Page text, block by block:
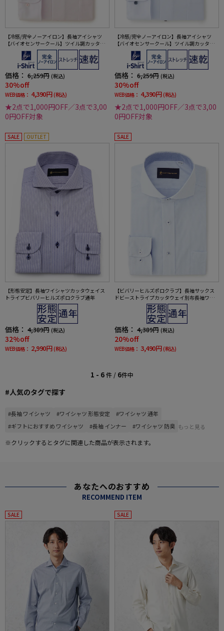
【冷感/完全ノーアイロン】長袖アイシャツ
【バイオセンサークール】ツイル調カッタウ
ェイ織柄無地形態安定ストレッチ防汚効果吸
汗速乾ワイシャツ春夏
価格： 6,259円 (税込)
30%off
WEB価格： 4,390円 (税込)
★2点で1,000円OFF／3点で3,00
0円OFF対象
【冷感/完全ノーアイロン】長袖アイシャツ
【バイオセンサークール】ツイル調カッタウ
ェイ織柄無地形態安定ストレッチ防汚効果吸
汗速乾ワイシャツ春夏
価格： 6,259円 (税込)
30%off
WEB価格： 4,390円 (税込)
★2点で1,000円OFF／3点で3,00
0円OFF対象
SALE OUTLET
【形態安定】長袖ワイシャツカッタウェイス
トライプビバリーヒルズポロクラブ通年
価格： 4,389円 (税込)
32%off
WEB価格： 2,990円 (税込)
SALE
【ビバリーヒルズポロクラブ】長袖サックス
ドビーストライプカッタウェイ別布長袖ワイ
シャツ織柄無地形態安定ワイシャツ通年
価格： 4,389円 (税込)
20%off
WEB価格： 3,490円 (税込)
1 - 6件 / 6件中
#人気のタグで探す
#長袖 ワイシャツ #ワイシャツ 形態安定
#ワイシャツ 通年
#ギフトにおすすめ ワイシャツ
#長袖 インナー #ワイシャツ 防臭 もっと見る
※クリックするとタグに関連した商品が表示されます。
あなたへのおすすめ
RECOMMEND ITEM
SALE SALE